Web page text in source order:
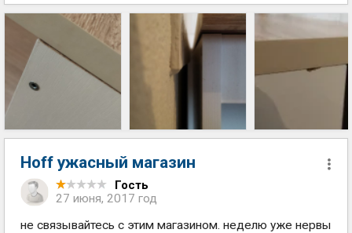
Hoff ужасный магазин
Гость
27 июня, 2017 год
не связывайтесь с этим магазином. неделю уже нервы